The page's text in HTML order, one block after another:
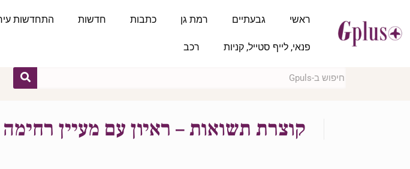
ראשי גבעתיים רמת גן כתבות חדשות התחדשות
פנאי, לייף סטייל, קניות רכב
קוצרת תשואות – ראיון עם מעיין רחימה